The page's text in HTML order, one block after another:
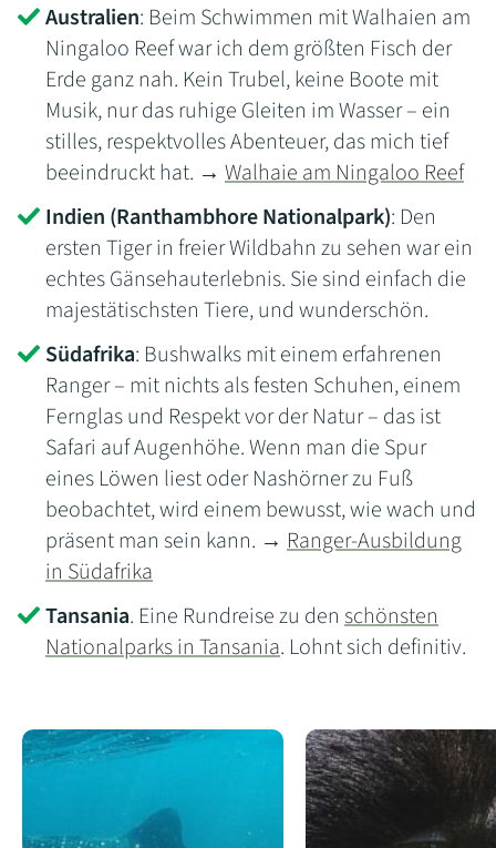
Australien: Beim Schwimmen mit Walhaien am
Ningaloo Reef war ich dem größten Fisch der
Erde ganz nah. Kein Trubel, keine Boote mit
Musik, nur das ruhige Gleiten im Wasser – ein
stilles, respektvolles Abenteuer, das mich tief
beeindruckt hat. → Walhaie am Ningaloo Reef
Indien (Ranthambhore Nationalpark): Den
ersten Tiger in freier Wildbahn zu sehen war ein
echtes Gänsehauterlebnis. Sie sind einfach die
majestätischsten Tiere, und wunderschön.
Südafrika: Bushwalks mit einem erfahrenen
Ranger – mit nichts als festen Schuhen, einem
Fernglas und Respekt vor der Natur – das ist
Safari auf Augenhöhe. Wenn man die Spur
eines Löwen liest oder Nashörner zu Fuß
beobachtet, wird einem bewusst, wie wach und
präsent man sein kann. → Ranger-Ausbildung
in Südafrika
Tansania. Eine Rundreise zu den schönsten
Nationalparks in Tansania. Lohnt sich definitiv.